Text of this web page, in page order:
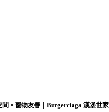
間 × 寵物友善｜Burgerciaga 漢堡世家